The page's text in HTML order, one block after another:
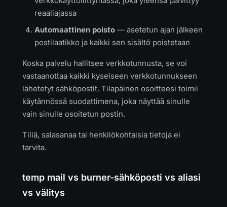
reaaliajassa
Automaattinen poisto — asetetun ajan jälkeen
postilaatikko ja kaikki sen sisältö poistetaan
Koska palvelu hallitsee verkkotunnusta, se voi
vastaanottaa kaikki kyseiseen verkkotunnukseen
lähetetyt sähköpostit. Tilapäinen osoitteesi toimii
käytännössä suodattimena, joka näyttää sinulle
vain sinulle osoitetun postin.
Tiliä, salasanaa tai henkilökohtaisia tietoja ei
tarvita.
temp mail vs burner-sähköposti vs aliasi
vs välitys